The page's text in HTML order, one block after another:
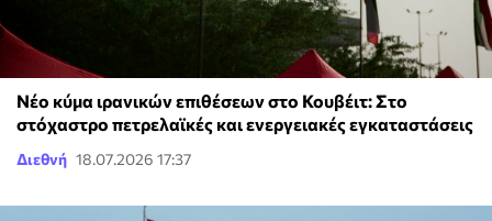
Νέο κύμα ιρανικών επιθέσεων στο Κουβέιτ: Στο
στόχαστρο πετρελαϊκές και ενεργειακές εγκαταστάσεις
Διεθνή 18.07.2026 17:37